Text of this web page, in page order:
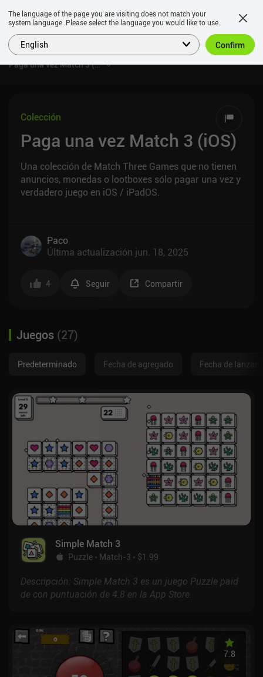
Paga una vez Match 3 (iOS)
Colección
Paga una vez Match 3 (iOS)
Una colección de Match Three Games que no tienen
anuncios, monedas o lootboxes sólo pagar una vez y
verdadero juego en iOS / iPadOS.
Paco
Última actualización jun. 18, 2025
4 Seguir Compartir
Juegos (27)
Predeterminado Fecha de agregado Fecha de
Simple Match 3
Puzzle Match-3 $1.99
Descripción: Simple Match 3 es un juego Puzzle paid
de con puntuación de 4.8 en la App Store.
7.8
The language of the page you are visiting does not match your
system language. Please select the language you would like to use.
English Confirm